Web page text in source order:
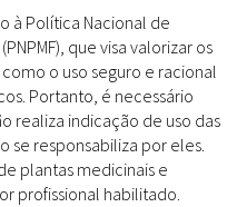
à Política Nacional de
que visa valorizar os
o uso seguro e racional
Portanto, é necessário
realiza indicação de uso das
se responsabiliza por eles.
plantas medicinais e
profissional habilitado.